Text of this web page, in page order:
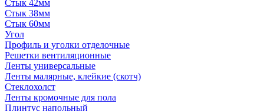
Стык 42мм
Стык 38мм
Стык 60мм
Угол
Профиль и уголки отделочные
Решетки вентиляционные
Ленты универсальные
Ленты малярные, клейкие (скотч)
Стеклохолст
Ленты кромочные для пола
Плинтус напольный